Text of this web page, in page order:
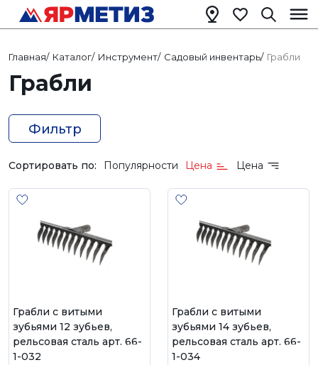
Главная/ Каталог/ Инструмент/ Садовый инвентарь/ Грабли
Грабли
Фильтр
Сортировать по: Популярности Цена Цена
Грабли с витыми
зубьями 12 зубьев,
рельсовая сталь арт. 66-
1-032
Грабли с витыми
зубьями 14 зубьев,
рельсовая сталь арт. 66-
1-034